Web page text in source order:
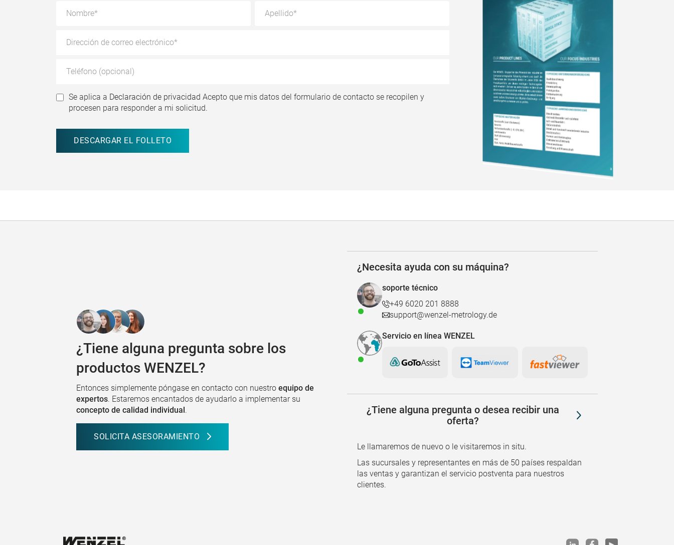
Se aplica a Declaración de privacidad Acepto que mis datos del formulario de contacto se recopilen y
procesen para responder a mi solicitud.
¿Tiene alguna pregunta sobre los
productos WENZEL?
Entonces simplemente póngase en contacto con nuestro equipo de
expertos. Estaremos encantados de ayudarlo a implementar su
concepto de calidad individual.
SOLICITA ASESORAMIENTO
¿Necesita ayuda con su máquina?
soporte técnico
+49 6020 201 8888
support@wenzel-metrology.de
Servicio en línea WENZEL
¿Tiene alguna pregunta o desea recibir una
oferta?
Le llamaremos de nuevo o le visitaremos in situ.
Las sucursales y representantes en más de 50 países respaldan
las ventas y garantizan el servicio postventa para nuestros
clientes.